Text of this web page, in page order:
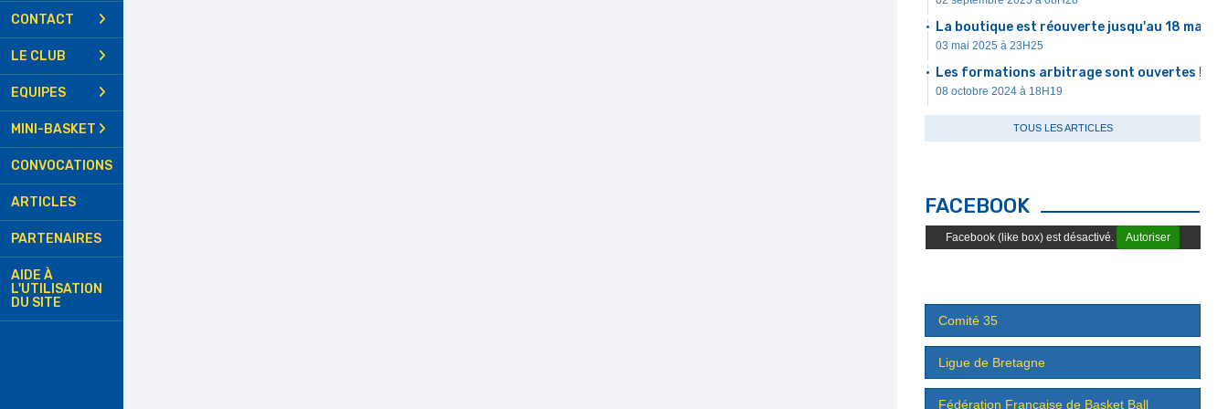
CONTACT
LE CLUB
EQUIPES
MINI-BASKET
CONVOCATIONS
ARTICLES
PARTENAIRES
AIDE À
L'UTILISATION
DU SITE
La boutique est réouverte jusqu'au 18 mai
03 mai 2025 à 23H25
Les formations arbitrage sont ouvertes !
08 octobre 2024 à 18H19
TOUS LES ARTICLES
FACEBOOK
Facebook (like box) est désactivé. Autoriser
Comité 35
Ligue de Bretagne
Fédération Française de Basket Ball